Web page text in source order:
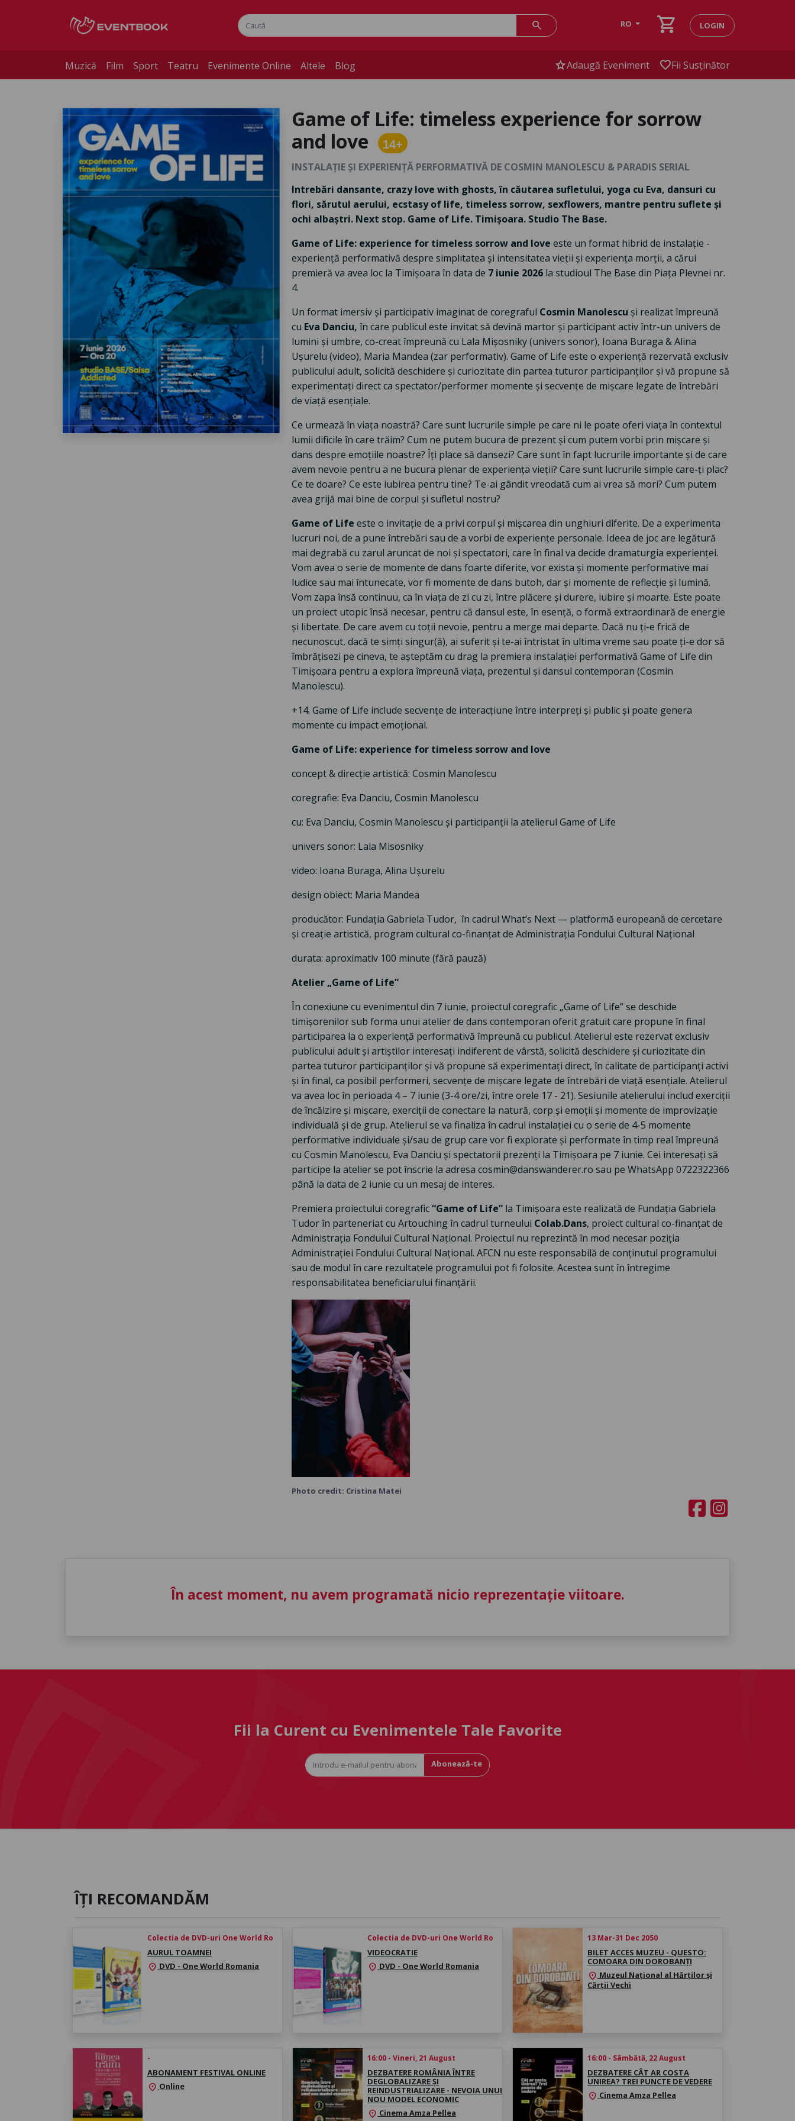
search RO shopping_cart LOGIN
Muzică Film Sport Teatru Evenimente Online Altele Blog starAdaugă Eveniment favoriteFii Susținător
Game of Life: timeless experience for sorrow
and love
14+
INSTALAȚIE ȘI EXPERIENȚĂ PERFORMATIVĂ DE COSMIN MANOLESCU & PARADIS SERIAL
Intrebări dansante, crazy love with ghosts, în căutarea sufletului, yoga cu Eva, dansuri cu
flori, sărutul aerului, ecstasy of life, timeless sorrow, sexflowers, mantre pentru suflete și
ochi albaștri. Next stop. Game of Life. Timișoara. Studio The Base.
Game of Life: experience for timeless sorrow and love este un format hibrid de instalație -
experiență performativă despre simplitatea și intensitatea vieții și experiența morții, a cărui
premieră va avea loc la Timișoara în data de 7 iunie 2026 la studioul The Base din Piața Plevnei nr.
4.
Un format imersiv și participativ imaginat de coregraful Cosmin Manolescu și realizat împreună
cu Eva Danciu, în care publicul este invitat să devină martor și participant activ într-un univers de
lumini și umbre, co-creat împreună cu Lala Mișosniky (univers sonor), Ioana Buraga & Alina
Ușurelu (video), Maria Mandea (zar performativ). Game of Life este o experiență rezervată exclusiv
publicului adult, solicită deschidere și curiozitate din partea tuturor participanților și vă propune să
experimentați direct ca spectator/performer momente și secvențe de mișcare legate de întrebări
de viață esențiale.
Ce urmează în viața noastră? Care sunt lucrurile simple pe care ni le poate oferi viața în contextul
lumii dificile în care trăim? Cum ne putem bucura de prezent și cum putem vorbi prin mișcare și
dans despre emoțiile noastre? Îți place să dansezi? Care sunt în fapt lucrurile importante și de care
avem nevoie pentru a ne bucura plenar de experiența vieții? Care sunt lucrurile simple care-ți plac?
Ce te doare? Ce este iubirea pentru tine? Te-ai gândit vreodată cum ai vrea să mori? Cum putem
avea grijă mai bine de corpul și sufletul nostru?
Game of Life este o invitație de a privi corpul și mișcarea din unghiuri diferite. De a experimenta
lucruri noi, de a pune întrebări sau de a vorbi de experiențe personale. Ideea de joc are legătură
mai degrabă cu zarul aruncat de noi și spectatori, care în final va decide dramaturgia experienței.
Vom avea o serie de momente de dans foarte diferite, vor exista și momente performative mai
ludice sau mai întunecate, vor fi momente de dans butoh, dar și momente de reflecție și lumină.
Vom zapa însă continuu, ca în viața de zi cu zi, între plăcere și durere, iubire și moarte. Este poate
un proiect utopic însă necesar, pentru că dansul este, în esență, o formă extraordinară de energie
și libertate. De care avem cu toții nevoie, pentru a merge mai departe. Dacă nu ți-e frică de
necunoscut, dacă te simți singur(ă), ai suferit și te-ai întristat în ultima vreme sau poate ți-e dor să
îmbrățisezi pe cineva, te așteptăm cu drag la premiera instalației performativă Game of Life din
Timișoara pentru a explora împreună viața, prezentul și dansul contemporan (Cosmin
Manolescu).
+14. Game of Life include secvențe de interacțiune între interpreți și public și poate genera
momente cu impact emoțional.
Game of Life: experience for timeless sorrow and love
concept & direcție artistică: Cosmin Manolescu
coregrafie: Eva Danciu, Cosmin Manolescu
cu: Eva Danciu, Cosmin Manolescu și participanții la atelierul Game of Life
univers sonor: Lala Misosniky
video: Ioana Buraga, Alina Ușurelu
design obiect: Maria Mandea
producător: Fundația Gabriela Tudor, în cadrul What’s Next — platformă europeană de cercetare
și creație artistică, program cultural co-finanțat de Administrația Fondului Cultural Național
durata: aproximativ 100 minute (fără pauză)
Atelier „Game of Life”
În conexiune cu evenimentul din 7 iunie, proiectul coregrafic „Game of Life” se deschide
timișorenilor sub forma unui atelier de dans contemporan oferit gratuit care propune în final
participarea la o experiență performativă împreună cu publicul. Atelierul este rezervat exclusiv
publicului adult și artiștilor interesați indiferent de vârstă, solicită deschidere și curiozitate din
partea tuturor participanților și vă propune să experimentați direct, în calitate de participanți activi
și în final, ca posibil performeri, secvențe de mișcare legate de întrebări de viață esențiale. Atelierul
va avea loc în perioada 4 – 7 iunie (3-4 ore/zi, între orele 17 - 21). Sesiunile atelierului includ exerciții
de încălzire și mișcare, exerciții de conectare la natură, corp și emoții și momente de improvizație
individuală și de grup. Atelierul se va finaliza în cadrul instalației cu o serie de 4-5 momente
performative individuale și/sau de grup care vor fi explorate și performate în timp real împreună
cu Cosmin Manolescu, Eva Danciu și spectatorii prezenți la Timișoara pe 7 iunie. Cei interesați să
participe la atelier se pot înscrie la adresa cosmin@danswanderer.ro sau pe WhatsApp 0722322366
până la data de 2 iunie cu un mesaj de interes.
Premiera proiectului coregrafic“Game of Life”la Timișoara este realizată de Fundația Gabriela
Tudor în parteneriat cu Artouching în cadrul turneului Colab.Dans, proiect cultural co-finanțat de
Administrația Fondului Cultural Național. Proiectul nu reprezintă în mod necesar poziția
Administrației Fondului Cultural Național. AFCN nu este responsabilă de conținutul programului
sau de modul în care rezultatele programului pot fi folosite. Acestea sunt în întregime
responsabilitatea beneficiarului finanțării.
Photo credit: Cristina Matei
În acest moment, nu avem programată nicio reprezentație viitoare.
Fii la Curent cu Evenimentele Tale Favorite
Abonează-te
ÎȚI RECOMANDĂM
Colectia de DVD-uri One World Ro
AURUL TOAMNEI
location_on DVD - One World Romania
Colectia de DVD-uri One World Ro
VIDEOCRATIE
location_on DVD - One World Romania
13 Mar-31 Dec 2050
BILET ACCES MUZEU - QUESTO:
COMOARA DIN DOROBANȚI
location_on Muzeul Național al Hărților și
Cărții Vechi
-
ABONAMENT FESTIVAL ONLINE
location_on Online
16:00 - Vineri, 21 August
DEZBATERE ROMÂNIA ÎNTRE
DEGLOBALIZARE ȘI
REINDUSTRIALIZARE - NEVOIA UNUI
NOU MODEL ECONOMIC
location_on Cinema Amza Pellea
16:00 - Sâmbătă, 22 August
DEZBATERE CÂT AR COSTA
UNIREA? TREI PUNCTE DE VEDERE
location_on Cinema Amza Pellea